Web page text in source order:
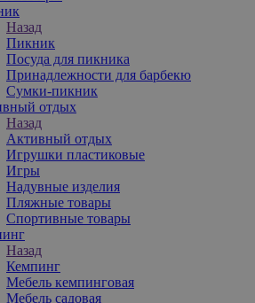
Назад
Пикник
Посуда для пикника
Принадлежности для барбекю
Сумки-пикник
отдых
Назад
Активный отдых
Игрушки пластиковые
Игры
Надувные изделия
Пляжные товары
Спортивные товары
Назад
Кемпинг
Мебель кемпинговая
Мебель садовая